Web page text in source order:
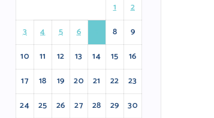
1
2
3
4 5 6 8
9
10
11 12 13 14 15
16
17
18 19 20 21 22
23
24
25 26 27 28 29
30